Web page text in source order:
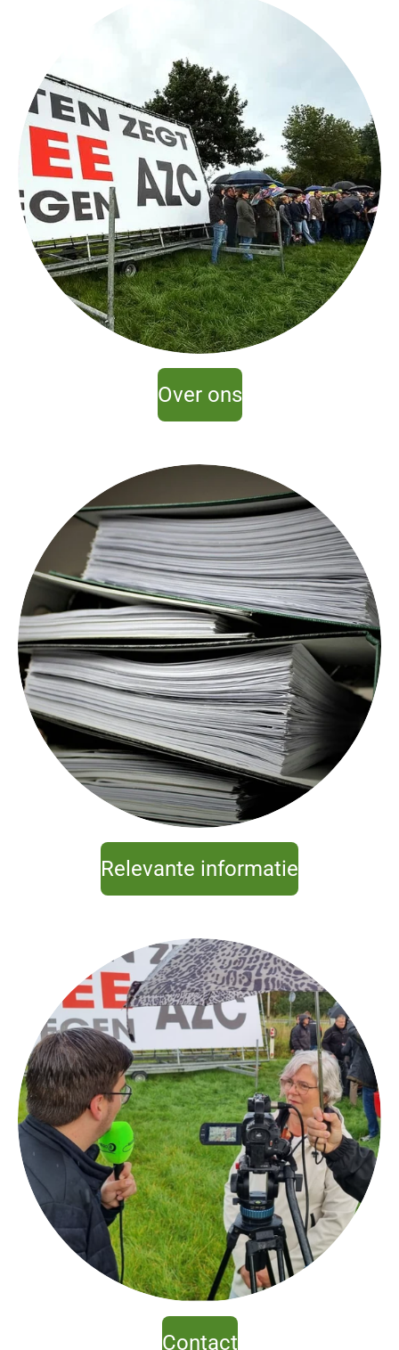
Over ons
Relevante informatie
Contact